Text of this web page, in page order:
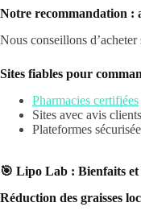
Notre recommandation :
Nous conseillons d’acheter
Sites fiables pour
Pharmacies certifiées
Sites avec avis
Plateformes
🎯 Lipo Lab : Bienfaits et
Réduction des graisses